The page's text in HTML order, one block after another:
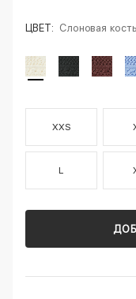
ЦВЕТ: Слоновая кость
XXS
L